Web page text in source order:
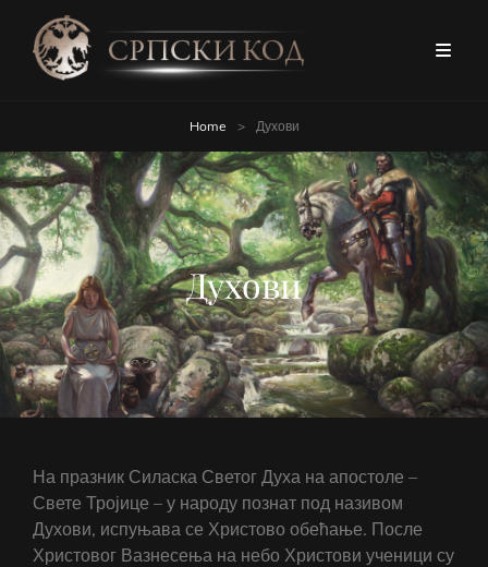
Home > Духови
Духови
На празник Силаска Светог Духа на апостоле –
Свете Тројице – у народу познат под називом
Духови, испуњава се Христово обећање. После
Христовог Вазнесења на небо Христови ученици су